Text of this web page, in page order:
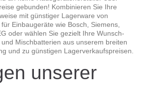
gebunden! Kombinieren Sie Ihre
mit günstiger Lagerware von
Einbaugeräte wie Bosch, Siemens,
oder wählen Sie gezielt Ihre Wunsch-
Mischbatterien aus unserem breiten
und zu günstigen Lagerverkaufspreisen.
unserer